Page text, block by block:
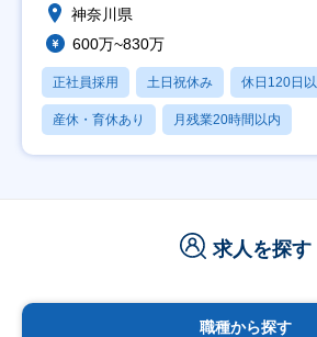
神奈川県
600万~830万
正社員採用 土日祝休み 休日120日
産休・育休あり 月残業20時間以内
求人を探す
職種から探す